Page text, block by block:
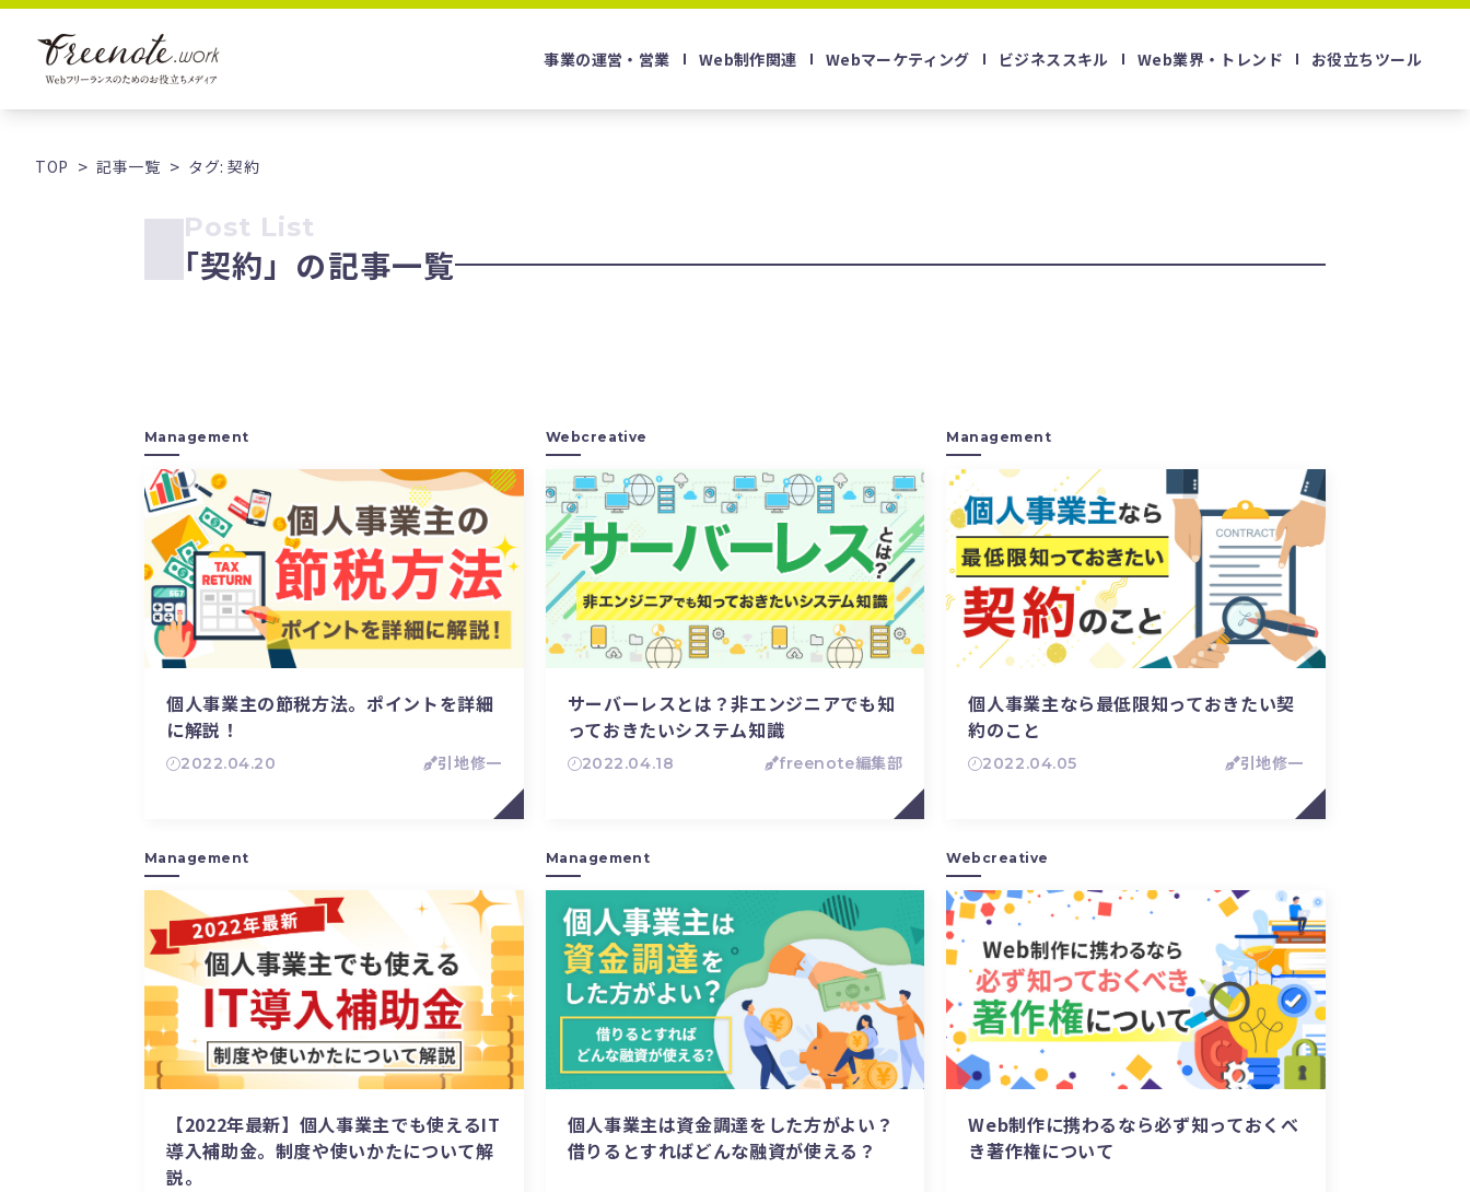
事業の運営・営業 Web制作関連 Webマーケティング ビジネススキル Web業界・トレンド お役立ちツール
TOP 記事一覧 タグ: 契約
Post List
「契約」の記事一覧
Management
個人事業主の節税方法。ポイントを詳細
に解説！
2022.04.20 引地修一
Webcreative
サーバーレスとは？非エンジニアでも知
っておきたいシステム知識
2022.04.18 freenote編集部
Management
個人事業主なら最低限知っておきたい契
約のこと
2022.04.05 引地修一
Management
【2022年最新】個人事業主でも使えるIT
導入補助金。制度や使いかたについて解
説。
Management
個人事業主は資金調達をした方がよい？
借りるとすればどんな融資が使える？
Webcreative
Web制作に携わるなら必ず知っておくべ
き著作権について